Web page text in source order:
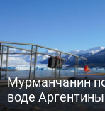
Мурманчанин
воде